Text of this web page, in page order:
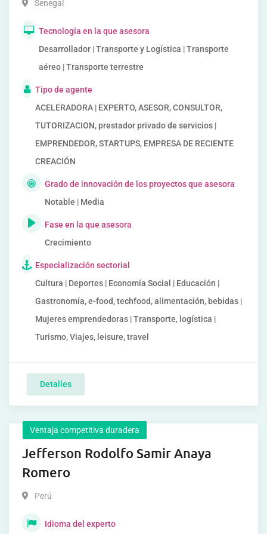
Senegal
Tecnología en la que asesora
Desarrollador | Transporte y Logística | Transporte
aéreo | Transporte terrestre
Tipo de agente
ACELERADORA | EXPERTO, ASESOR, CONSULTOR,
TUTORIZACION, prestador privado de servicios |
EMPRENDEDOR, STARTUPS, EMPRESA DE RECIENTE
CREACIÓN
Grado de innovación de los proyectos que asesora
Notable | Media
Fase en la que asesora
Crecimiento
Especialización sectorial
Cultura | Deportes | Economía Social | Educación |
Gastronomía, e-food, techfood, alimentación, bebidas |
Mujeres emprendedoras | Transporte, logística |
Turismo, Viajes, leisure, travel
Detalles
Ventaja competitiva duradera
Jefferson Rodolfo Samir Anaya
Romero
Perú
Idioma del experto